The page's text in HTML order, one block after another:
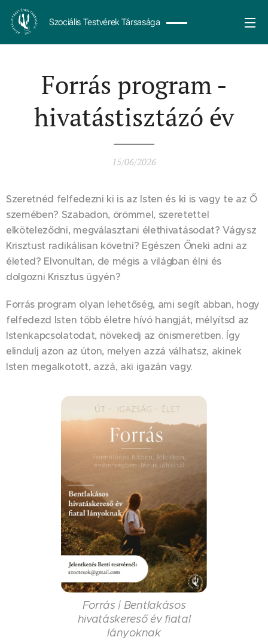
Szociális Testvérek Társasága
Forrás program -
hivatástisztázó év
15/06/2026
Szeretnéd felfedezni ki is az Isten és ki is vagy te az Ő
szemében? Szabadon, örömmel, szeretettel
elköteleződni, megválasztani élethivatásodat? Vágysz
Krisztust radikálisan követni? Egészen Őneki adni az
életed? Elvonultan, de mégis a világban élni és
dolgozni Krisztus ügyén?
Forrás program olyan lehetőség, ami segít abban, hogy
felfedezd Isten több életre hívó hangját, mélyítsd az
Istenkapcsolatodat, növekedj az önismeretben. Így
elindulj azon az úton, melyen azzá válhatsz, akinek
Isten megalkotott, azzá, aki igazán vagy.
Forrás | Bentlakásos
hivatáskereső év fiatal
lányoknak